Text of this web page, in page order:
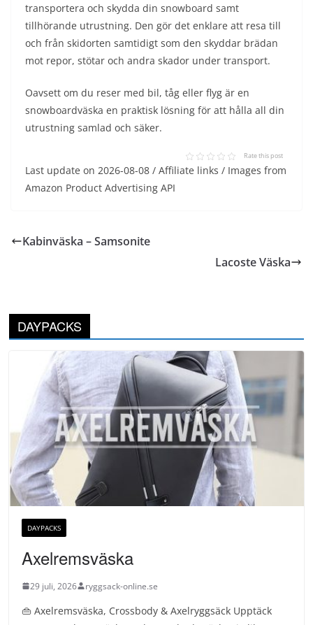
transportera och skydda din snowboard samt
tillhörande utrustning. Den gör det enklare att resa till
och från skidorten samtidigt som den skyddar brädan
mot repor, stötar och andra skador under transport.
Oavsett om du reser med bil, tåg eller flyg är en
snowboardväska en praktisk lösning för att hålla all din
utrustning samlad och säker.
Rate this post
Last update on 2026-08-08 / Affiliate links / Images from
Amazon Product Advertising API
Kabinväska – Samsonite
Lacoste Väska
DAYPACKS
DAYPACKS
Axelremsväska
29 juli, 2026 ryggsack-online.se
👜 Axelremsväska, Crossbody & Axelryggsäck Upptäck